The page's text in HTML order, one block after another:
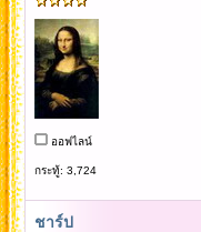
ออฟไลน์
กระทู้: 3,724
ชาร์ป